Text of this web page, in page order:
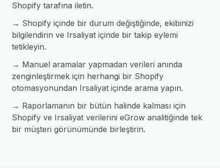
Shopify tarafına iletin.
→ Shopify içinde bir durum değiştiğinde, ekibinizi
bilgilendirin ve Irsaliyat içinde bir takip eylemi
tetikleyin.
→ Manuel aramalar yapmadan verileri anında
zenginleştirmek için herhangi bir Shopify
otomasyonundan Irsaliyat içinde arama yapın.
→ Raporlamanın bir bütün halinde kalması için
Shopify ve Irsaliyat verilerini eGrow analitiğinde tek
bir müşteri görünümünde birleştirin.